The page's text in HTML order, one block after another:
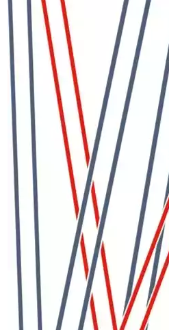
КОНТАКТЫ